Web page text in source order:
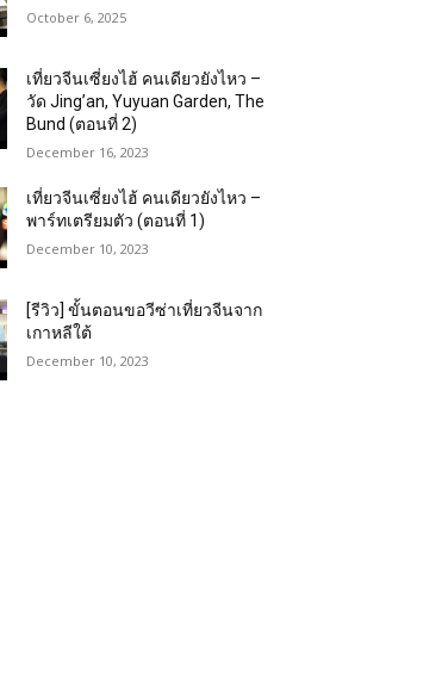
October 6, 2025
เที่ยวจีนเซี่ยงไฮ้ คนเดียวยังไหว –
วัด Jing’an, Yuyuan Garden, The
Bund (ตอนที่ 2)
December 16, 2023
เที่ยวจีนเซี่ยงไฮ้ คนเดียวยังไหว –
พาร์ทเตรียมตัว (ตอนที่ 1)
December 10, 2023
[รีวิว] ขั้นตอนขอวีซ่าเที่ยวจีนจาก
เกาหลีใต้
December 10, 2023